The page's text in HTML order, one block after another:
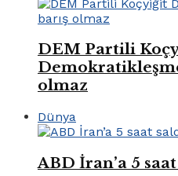
DEM Partili
olmaz
Dünya
ABD İran’a 5 saat